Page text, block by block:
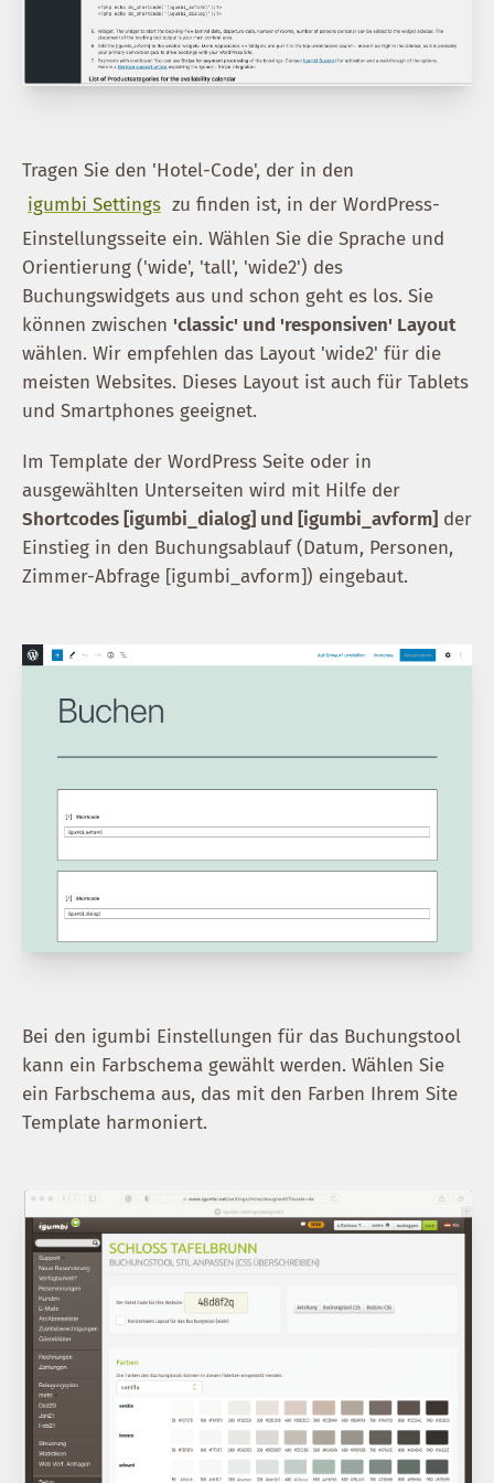
Tragen Sie den 'Hotel-Code', der in den
igumbi Settings zu finden ist, in der WordPress-
Einstellungsseite ein. Wählen Sie die Sprache und
Orientierung ('wide', 'tall', 'wide2') des
Buchungswidgets aus und schon geht es los. Sie
können zwischen 'classic' und 'responsiven' Layout
wählen. Wir empfehlen das Layout 'wide2' für die
meisten Websites. Dieses Layout ist auch für Tablets
und Smartphones geeignet.
Im Template der WordPress Seite oder in
ausgewählten Unterseiten wird mit Hilfe der
Shortcodes [igumbi_dialog] und [igumbi_avform] der
Einstieg in den Buchungsablauf (Datum, Personen,
Zimmer-Abfrage [igumbi_avform]) eingebaut.
Bei den igumbi Einstellungen für das Buchungstool
kann ein Farbschema gewählt werden. Wählen Sie
ein Farbschema aus, das mit den Farben Ihrem Site
Template harmoniert.